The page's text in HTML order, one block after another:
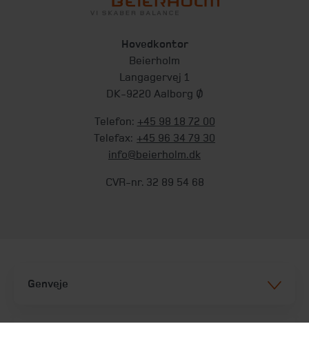
Hovedkontor
Beierholm
Langagervej 1
DK-9220 Aalborg Ø
Telefon: +45 98 18 72 00
Telefax: +45 96 34 79 30
info@beierholm.dk
CVR-nr. 32 89 54 68
Genveje